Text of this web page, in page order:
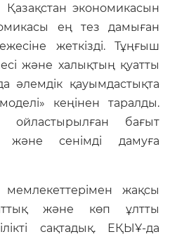
экономикасын
ең тез дамыған
жеткізді. Тұңғыш
және халықтың қуатты
әлемдік қауымдастықта
кеңінен таралды.
бағыт
және сенімді дамуға
жақсы
және көп ұлтты
сақтадық. ЕҚЫҰ-да